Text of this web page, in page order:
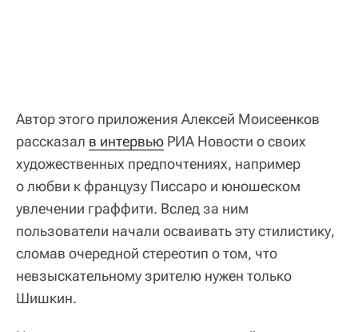
Автор этого приложения Алексей Моисеенков
рассказал в интервью РИА Новости о своих
художественных предпочтениях, например
о любви к французу Писсаро и юношеском
увлечении граффити. Вслед за ним
пользователи начали осваивать эту стилистику,
сломав очередной стереотип о том, что
невзыскательному зрителю нужен только
Шишкин.